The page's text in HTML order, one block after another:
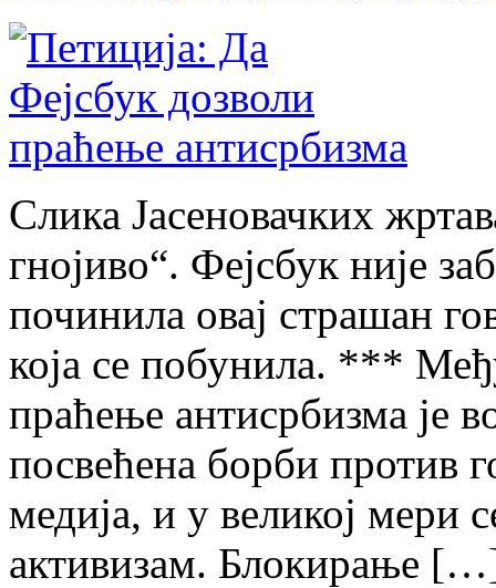
Слика Јасеновачких
гнојиво“. Фејсбук није
починила овај страшан
која се побунила. ***
праћење антисрбизма је
посвећена борби против
медија, и у великој мери
активизам. Блокирање